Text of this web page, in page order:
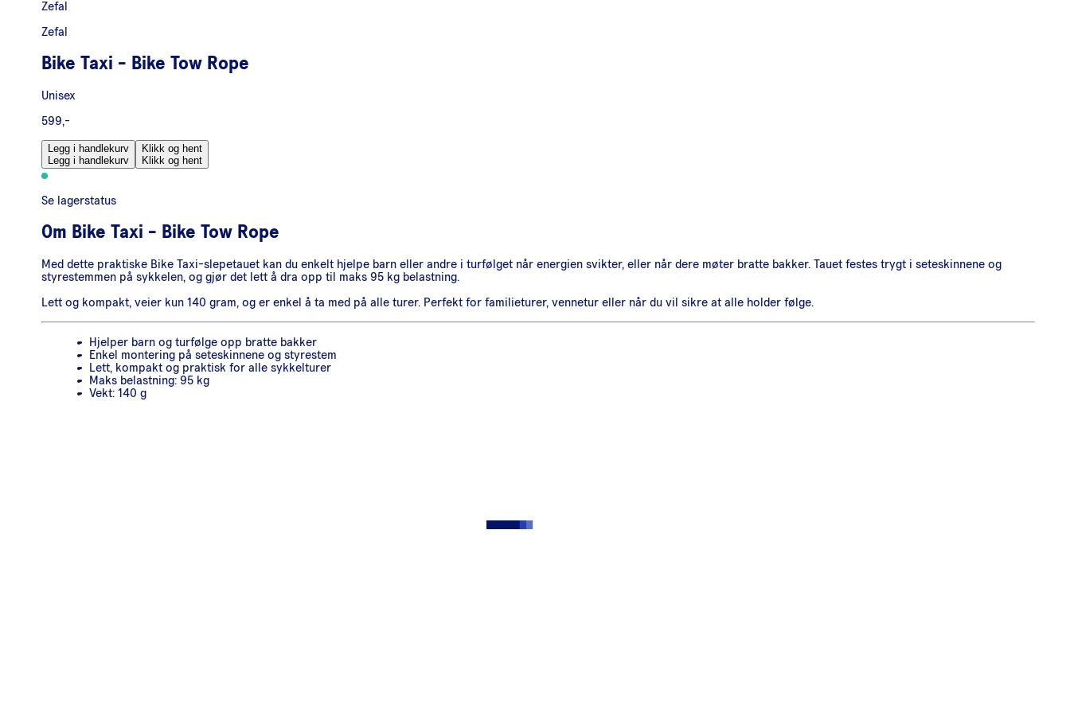
Zefal
Zefal
Bike Taxi - Bike Tow Rope
Unisex
599,-
Legg i handlekurv
Legg i handlekurv
Klikk og hent
Klikk og hent
Se lagerstatus
Om Bike Taxi - Bike Tow Rope
Med dette praktiske Bike Taxi-slepetauet kan du enkelt hjelpe barn eller andre i turfølget når energien svikter, eller når dere møter bratte bakker. Tauet festes trygt i seteskinnene og
styrestemmen på sykkelen, og gjør det lett å dra opp til maks 95 kg belastning.
Lett og kompakt, veier kun 140 gram, og er enkel å ta med på alle turer. Perfekt for familieturer, vennetur eller når du vil sikre at alle holder følge.
Hjelper barn og turfølge opp bratte bakker
Enkel montering på seteskinnene og styrestem
Lett, kompakt og praktisk for alle sykkelturer
Maks belastning: 95 kg
Vekt: 140 g